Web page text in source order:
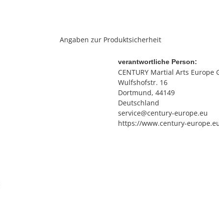
Angaben zur Produktsicherheit
verantwortliche Person:
CENTURY Martial Arts Europe
Wulfshofstr. 16
Dortmund, 44149
Deutschland
service@century-europe.eu
https://www.century-